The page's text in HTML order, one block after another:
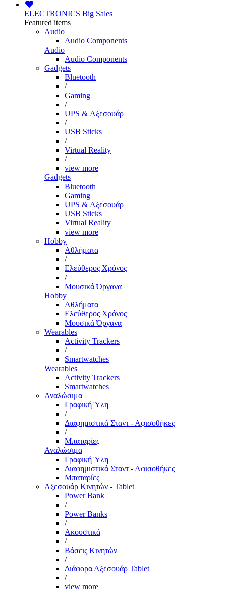
ELECTRONICS Big Sales
Featured items
Audio
Audio Components
Audio
Audio Components
Gadgets
Bluetooth
/
Gaming
/
UPS & Αξεσουάρ
/
USB Sticks
/
Virtual Reality
/
view more
Gadgets
Bluetooth
Gaming
UPS & Αξεσουάρ
USB Sticks
Virtual Reality
view more
Hobby
Αθλήματα
/
Ελεύθερος Χρόνος
/
Μουσικά Όργανα
Hobby
Αθλήματα
Ελεύθερος Χρόνος
Μουσικά Όργανα
Wearables
Activity Trackers
/
Smartwatches
Wearables
Activity Trackers
Smartwatches
Αναλώσιμα
Γραφική Ύλη
/
Διαφημιστικά Σταντ - Αφισοθήκες
/
Μπαταρίες
Αναλώσιμα
Γραφική Ύλη
Διαφημιστικά Σταντ - Αφισοθήκες
Μπαταρίες
Αξεσουάρ Κινητών - Tablet
Power Bank
/
Power Banks
/
Ακουστικά
/
Βάσεις Κινητών
/
Διάφορα Αξεσουάρ Tablet
/
view more